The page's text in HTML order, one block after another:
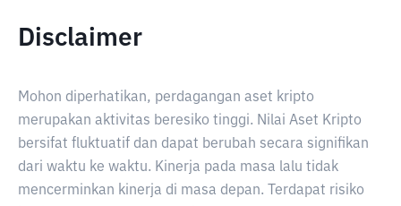
Disclaimer
Mohon diperhatikan, perdagangan aset kripto
merupakan aktivitas beresiko tinggi. Nilai Aset Kripto
bersifat fluktuatif dan dapat berubah secara signifikan
dari waktu ke waktu. Kinerja pada masa lalu tidak
mencerminkan kinerja di masa depan. Terdapat risiko